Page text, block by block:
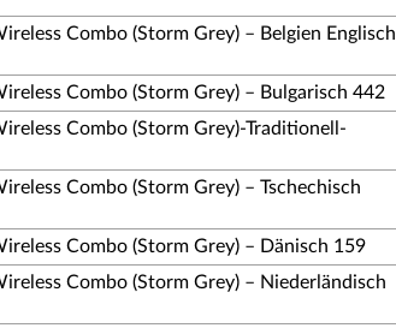
Combo (Storm Grey) – Belgien Englisch
Combo (Storm Grey) – Bulgarisch 442
Combo (Storm Grey)-Traditionell-
Combo (Storm Grey) – Tschechisch
Combo (Storm Grey) – Dänisch 159
Combo (Storm Grey) – Niederländisch